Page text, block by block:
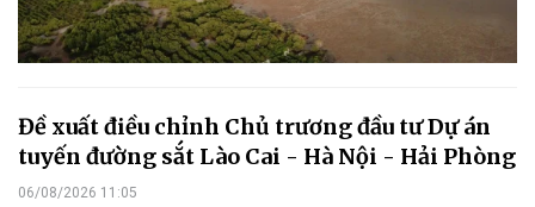
Đề xuất điều chỉnh Chủ trương đầu tư Dự án
tuyến đường sắt Lào Cai - Hà Nội - Hải Phòng
06/08/2026 11:05